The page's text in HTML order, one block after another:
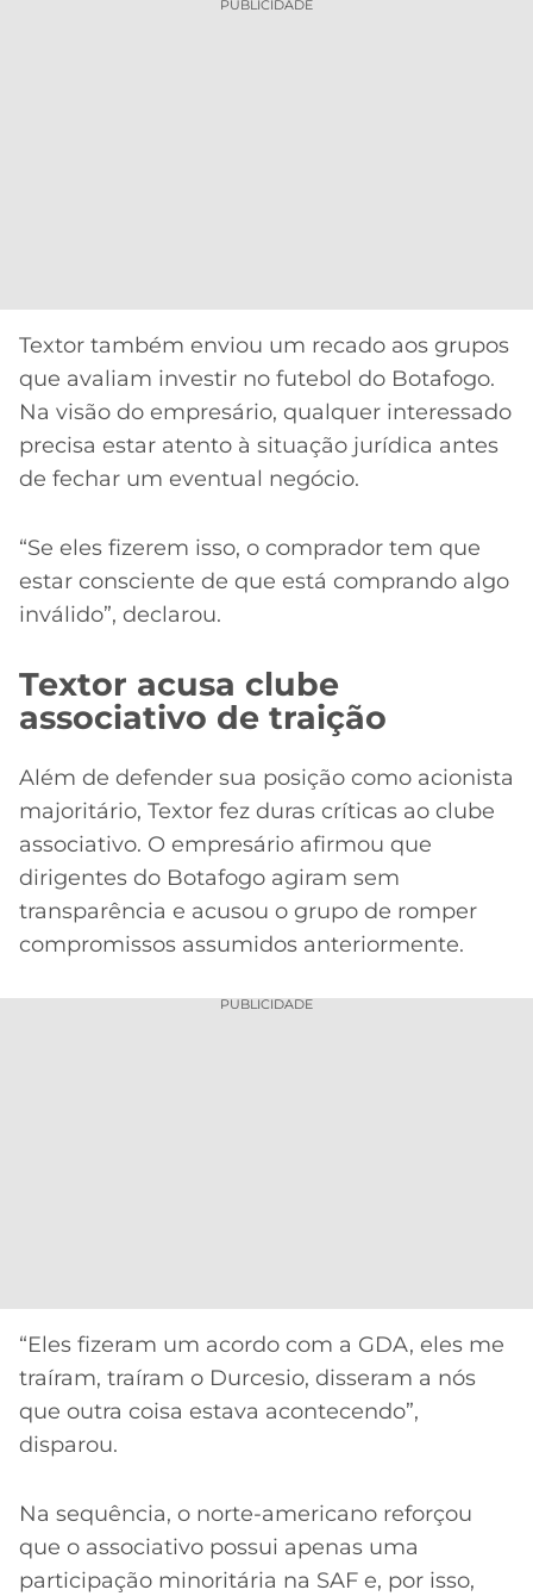
PUBLICIDADE
Textor também enviou um recado aos grupos
que avaliam investir no futebol do Botafogo.
Na visão do empresário, qualquer interessado
precisa estar atento à situação jurídica antes
de fechar um eventual negócio.
“Se eles fizerem isso, o comprador tem que
estar consciente de que está comprando algo
inválido”, declarou.
Textor acusa clube
associativo de traição
Além de defender sua posição como acionista
majoritário, Textor fez duras críticas ao clube
associativo. O empresário afirmou que
dirigentes do Botafogo agiram sem
transparência e acusou o grupo de romper
compromissos assumidos anteriormente.
PUBLICIDADE
“Eles fizeram um acordo com a GDA, eles me
traíram, traíram o Durcesio, disseram a nós
que outra coisa estava acontecendo”,
disparou.
Na sequência, o norte-americano reforçou
que o associativo possui apenas uma
participação minoritária na SAF e, por isso,